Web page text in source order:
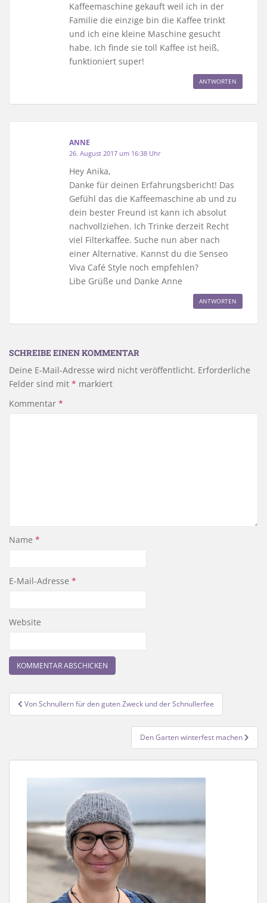
Kaffeemaschine gekauft weil ich in der
Familie die einzige bin die Kaffee trinkt
und ich eine kleine Maschine gesucht
habe. Ich finde sie toll Kaffee ist heiß,
funktioniert super!
ANTWORTEN
ANNE
26. August 2017 um 16:38 Uhr
Hey Anika,
Danke für deinen Erfahrungsbericht! Das
Gefühl das die Kaffeemaschine ab und zu
dein bester Freund ist kann ich absolut
nachvollziehen. Ich Trinke derzeit Recht
viel Filterkaffee. Suche nun aber nach
einer Alternative. Kannst du die Senseo
Viva Café Style noch empfehlen?
Libe Grüße und Danke Anne
ANTWORTEN
SCHREIBE EINEN KOMMENTAR
Deine E-Mail-Adresse wird nicht veröffentlicht. Erforderliche
Felder sind mit * markiert
Kommentar *
Name *
E-Mail-Adresse *
Website
Beitragsnavigation
Von Schnullern für den guten Zweck und der Schnullerfee
Den Garten winterfest machen